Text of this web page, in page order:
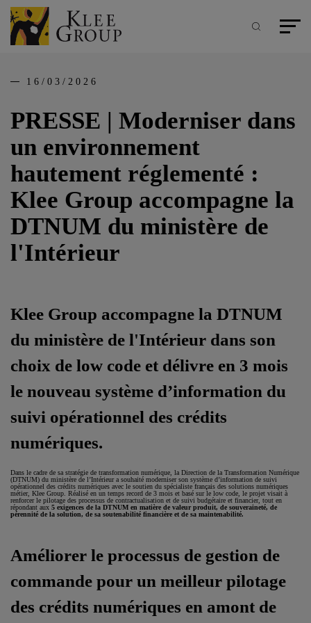
Aller
au
contenu
principal
Recherche
Menu
PRESSE | Moderniser dans
un environnement
hautement réglementé :
Klee Group accompagne la
DTNUM du ministère de
l'Intérieur
16/03/2026
Klee Group accompagne la DTNUM
du ministère de l'Intérieur dans son
choix de low code et délivre en 3 mois
le nouveau système d’information du
suivi opérationnel des crédits
numériques.
Dans le cadre de sa stratégie de transformation numérique, la Direction de la Transformation Numérique
(DTNUM) du ministère de l’Intérieur a souhaité moderniser son système d’information de suivi
opérationnel des crédits numériques avec le soutien du spécialiste français des solutions numériques
métier, Klee Group. Réalisé en un temps record de 3 mois et basé sur le low code, le projet visait à
renforcer le pilotage des processus de contractualisation et de suivi budgétaire et financier, tout en
répondant aux 5 exigences de la DTNUM en matière de valeur produit, de souveraineté, de
pérennité de la solution, de sa soutenabilité financière et de sa maintenabilité.
Améliorer le processus de gestion de
commande pour un meilleur pilotage
des crédits numériques en amont de